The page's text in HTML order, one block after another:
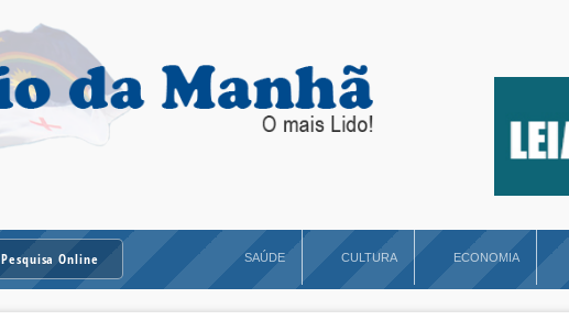
Pesquisa Online SAÚDE CULTURA ECONOMIA